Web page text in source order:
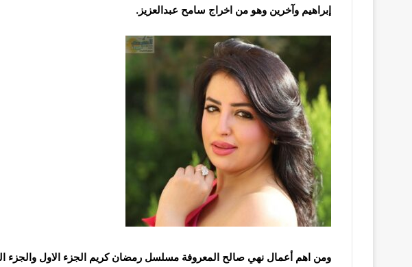
إبراهيم وآخرين وهو من اخراج سامح عبدالعزيز.
ومن اهم أعمال نهي صالح المعروفة مسلسل رمضان كريم الجزء الاول والجزء